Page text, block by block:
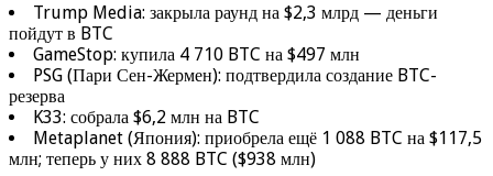
Trump Media: закрыла раунд на $2,3 млрд — деньги
пойдут в BTC
GameStop: купила 4 710 BTC на $497 млн
PSG (Пари Сен-Жермен): подтвердила создание BTC-
резерва
K33: собрала $6,2 млн на BTC
Metaplanet (Япония): приобрела ещё 1 088 BTC на $117,5
млн; теперь у них 8 888 BTC ($938 млн)